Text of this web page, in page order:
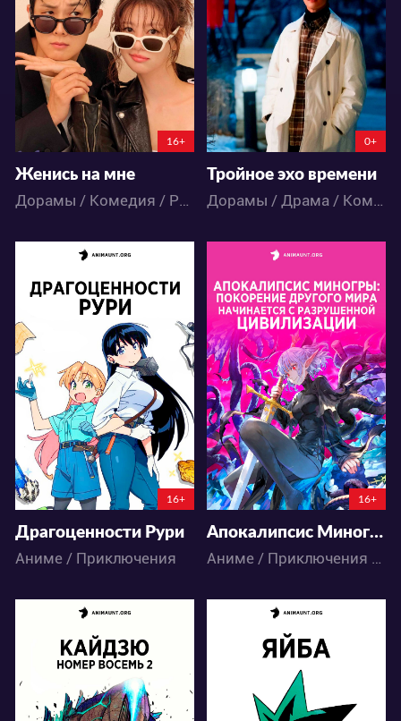
37 13
16+
Женись на мне
Дорамы / Комедия / Романтика
7 5
0+
Тройное эхо времени
Дорамы / Драма / Комедия
18681
142 71
16+
Драгоценности Рури
Аниме / Приключения
69149
92 108
16+
Апокалипсис Миногры: Покорение другого мира начинается с разрушенной цивилизации
Аниме / Приключения / Фэнтези
55246 21256